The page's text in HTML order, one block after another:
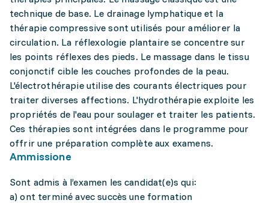
technique de base. Le drainage lymphatique et la
thérapie compressive sont utilisés pour améliorer la
circulation. La réflexologie plantaire se concentre sur
les points réflexes des pieds. Le massage dans le tissu
conjonctif cible les couches profondes de la peau.
L'électrothérapie utilise des courants électriques pour
traiter diverses affections. L'hydrothérapie exploite les
propriétés de l'eau pour soulager et traiter les patients.
Ces thérapies sont intégrées dans le programme pour
offrir une préparation complète aux examens.
Ammissione
Sont admis à l’examen les candidat(e)s qui:
a) ont terminé avec succès une formation